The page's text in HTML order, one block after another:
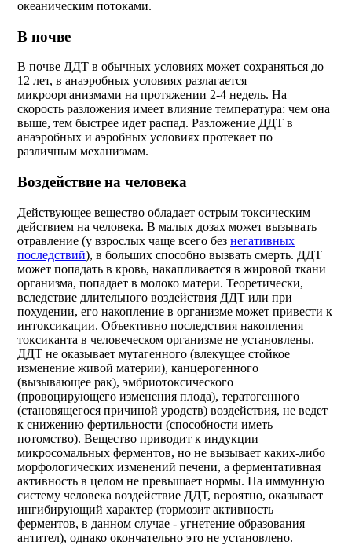
океаническим потоками.
В почве
В почве ДДТ в обычных условиях может сохраняться до
12 лет, в анаэробных условиях разлагается
микроорганизмами на протяжении 2-4 недель. На
скорость разложения имеет влияние температура: чем она
выше, тем быстрее идет распад. Разложение ДДТ в
анаэробных и аэробных условиях протекает по
различным механизмам.
Воздействие на человека
Действующее вещество обладает острым токсическим
действием на человека. В малых дозах может вызывать
отравление (у взрослых чаще всего без негативных
последствий), в больших способно вызвать смерть. ДДТ
может попадать в кровь, накапливается в жировой ткани
организма, попадает в молоко матери. Теоретически,
вследствие длительного воздействия ДДТ или при
похудении, его накопление в организме может привести к
интоксикации. Объективно последствия накопления
токсиканта в человеческом организме не установлены.
ДДТ не оказывает мутагенного (влекущее стойкое
изменение живой материи), канцерогенного
(вызывающее рак), эмбриотоксического
(провоцирующего изменения плода), тератогенного
(становящегося причиной уродств) воздействия, не ведет
к снижению фертильности (способности иметь
потомство). Вещество приводит к индукции
микросомальных ферментов, но не вызывает каких-либо
морфологических изменений печени, а ферментативная
активность в целом не превышает нормы. На иммунную
систему человека воздействие ДДТ, вероятно, оказывает
ингибирующий характер (тормозит активность
ферментов, в данном случае - угнетение образования
антител), однако окончательно это не установлено.